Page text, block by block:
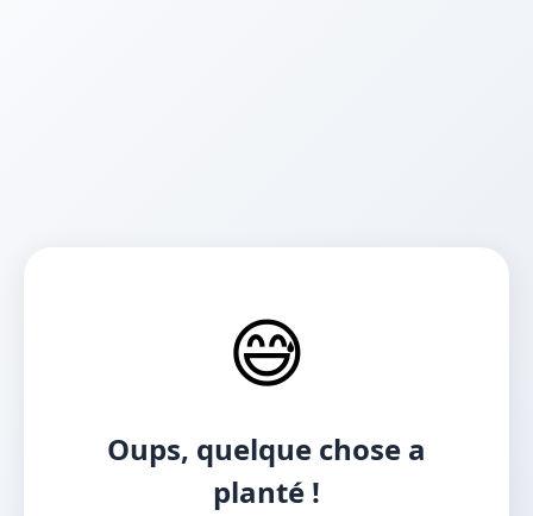
😅
Oups, quelque chose a
planté !